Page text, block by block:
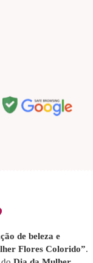
de beleza e
Flores Colorido”.